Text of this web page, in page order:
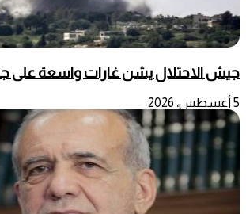
جيش الاحتلال يشن غارات واسعة على
5 أغسطس، 2026